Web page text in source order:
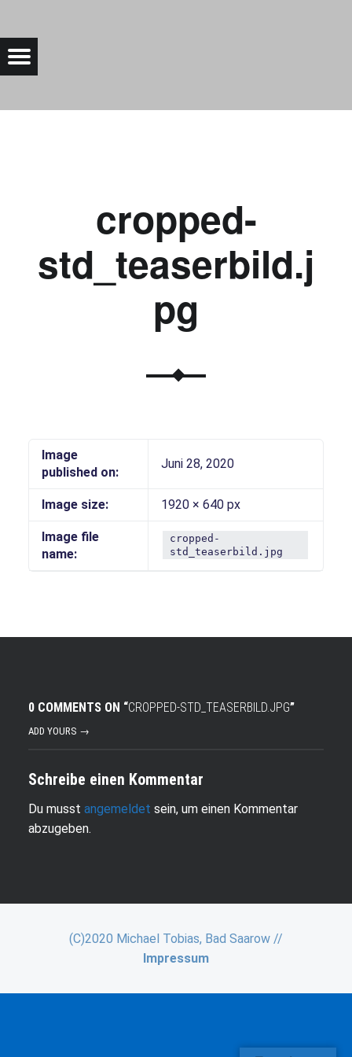
Menu
cropped-
std_teaserbild.j
pg
Image
published on:
Juni 28, 2020
Image size: 1920 × 640 px
Image file
name:
cropped-
std_teaserbild.jpg
0 COMMENTS ON “CROPPED-STD_TEASERBILD.JPG”
ADD YOURS →
Schreibe einen Kommentar
Du musst angemeldet sein, um einen Kommentar
abzugeben.
(C)2020 Michael Tobias, Bad Saarow //
Impressum